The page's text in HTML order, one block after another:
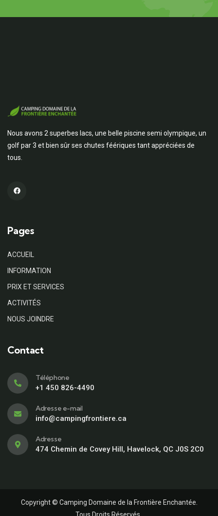
Nous avons 2 superbes lacs, une belle piscine semi olympique, un
golf par 3 et bien sûr ses chutes féériques tant appréciées de
tous.
Pages
ACCUEIL
INFORMATION
PRIX ET SERVICES
ACTIVITÉS
NOUS JOINDRE
Contact
Téléphone
+1 450 826-4490
Adresse e-mail
info@campingfrontiere.ca
Adresse
474 Chemin de Covey Hill, Havelock, QC J0S 2C0
Copyright © Camping Domaine de la Frontière Enchantée.